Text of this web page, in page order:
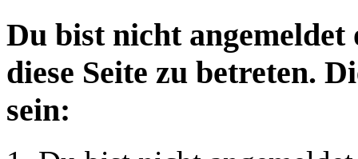
Du bist nicht angemeldet
diese Seite zu betreten.
sein: